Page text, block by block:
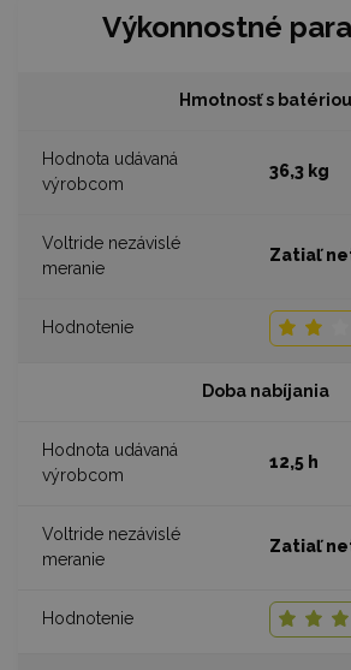
Výkonnostné
Hmotnosť s batériou
36,3 kg
Zatiaľ
Doba nabíjania
12,5 h
Zatiaľ